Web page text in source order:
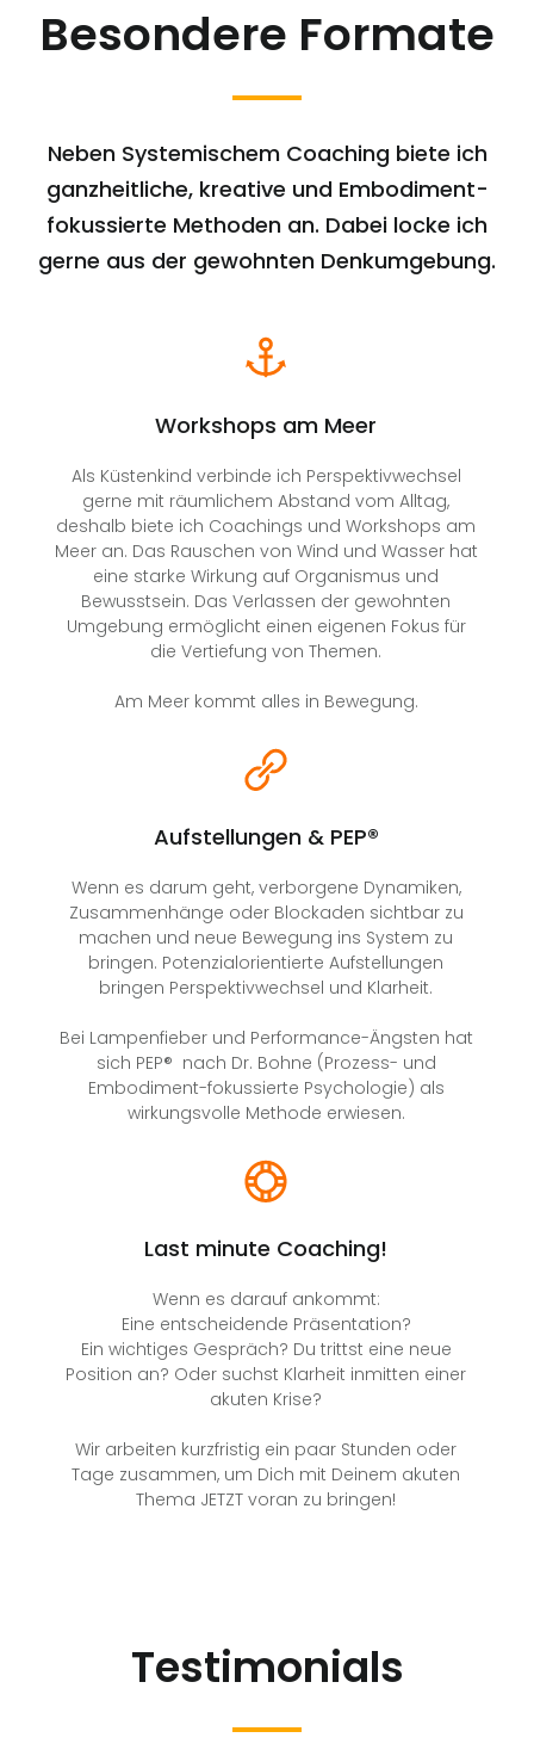
Besondere Formate
Neben Systemischem Coaching biete ich
ganzheitliche, kreative und Embodiment-
fokussierte Methoden an. Dabei locke ich
gerne aus der gewohnten Denkumgebung.
Workshops am Meer
Als Küstenkind verbinde ich Perspektivwechsel
gerne mit räumlichem Abstand vom Alltag,
deshalb biete ich Coachings und Workshops am
Meer an. Das Rauschen von Wind und Wasser hat
eine starke Wirkung auf Organismus und
Bewusstsein. Das Verlassen der gewohnten
Umgebung ermöglicht einen eigenen Fokus für
die Vertiefung von Themen.
Am Meer kommt alles in Bewegung.
Aufstellungen & PEP®
Wenn es darum geht, verborgene Dynamiken,
Zusammenhänge oder Blockaden sichtbar zu
machen und neue Bewegung ins System zu
bringen. Potenzialorientierte Aufstellungen
bringen Perspektivwechsel und Klarheit.
Bei Lampenfieber und Performance-Ängsten hat
sich PEP® nach Dr. Bohne (Prozess- und
Embodiment-fokussierte Psychologie) als
wirkungsvolle Methode erwiesen.
Last minute Coaching!
Wenn es darauf ankommt:
Eine entscheidende Präsentation?
Ein wichtiges Gespräch? Du trittst eine neue
Position an? Oder suchst Klarheit inmitten einer
akuten Krise?
Wir arbeiten kurzfristig ein paar Stunden oder
Tage zusammen, um Dich mit Deinem akuten
Thema JETZT voran zu bringen!
Testimonials